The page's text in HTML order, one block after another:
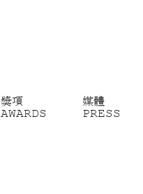
獎項
AWARDS
媒體
PRESS